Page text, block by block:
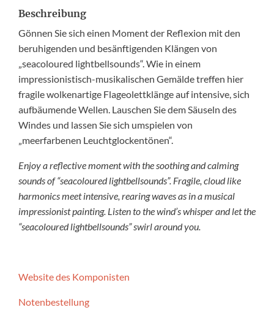
Beschreibung
Gönnen Sie sich einen Moment der Reflexion mit den
beruhigenden und besänftigenden Klängen von
„seacoloured lightbellsounds“. Wie in einem
impressionistisch-musikalischen Gemälde treffen hier
fragile wolkenartige Flageolettklänge auf intensive, sich
aufbäumende Wellen. Lauschen Sie dem Säuseln des
Windes und lassen Sie sich umspielen von
„meerfarbenen Leuchtglockentönen“.
Enjoy a reflective moment with the soothing and calming
sounds of “seacoloured lightbellsounds”. Fragile, cloud like
harmonics meet intensive, rearing waves as in a musical
impressionist painting. Listen to the wind’s whisper and let the
“seacoloured lightbellsounds” swirl around you.
Website des Komponisten
Notenbestellung